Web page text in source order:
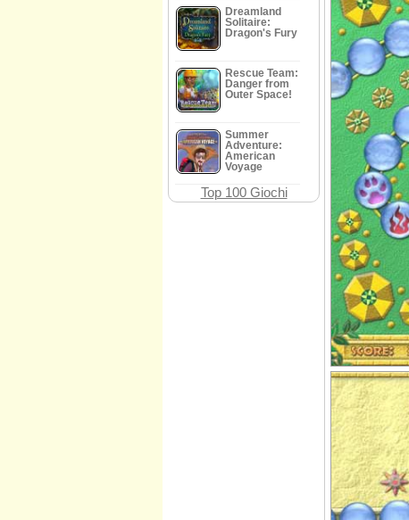
Dreamland
Solitaire:
Dragon's Fury
Rescue Team:
Danger from
Outer Space!
Summer
Adventure:
American
Voyage
Top 100 Giochi